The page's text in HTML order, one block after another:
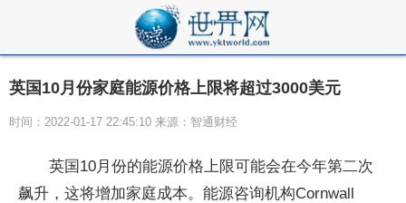
英国10月份家庭能源价格上限将超过3000美元
时间：2022-01-17 22:45:10 来源：智通财经
英国10月份的能源价格上限可能会在今年第二次
飙升，这将增加家庭成本。能源咨询机构Cornwall